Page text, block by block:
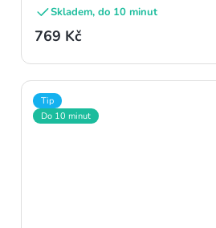
Skladem, do 10 minut
769 Kč
Tip
Do 10 minut